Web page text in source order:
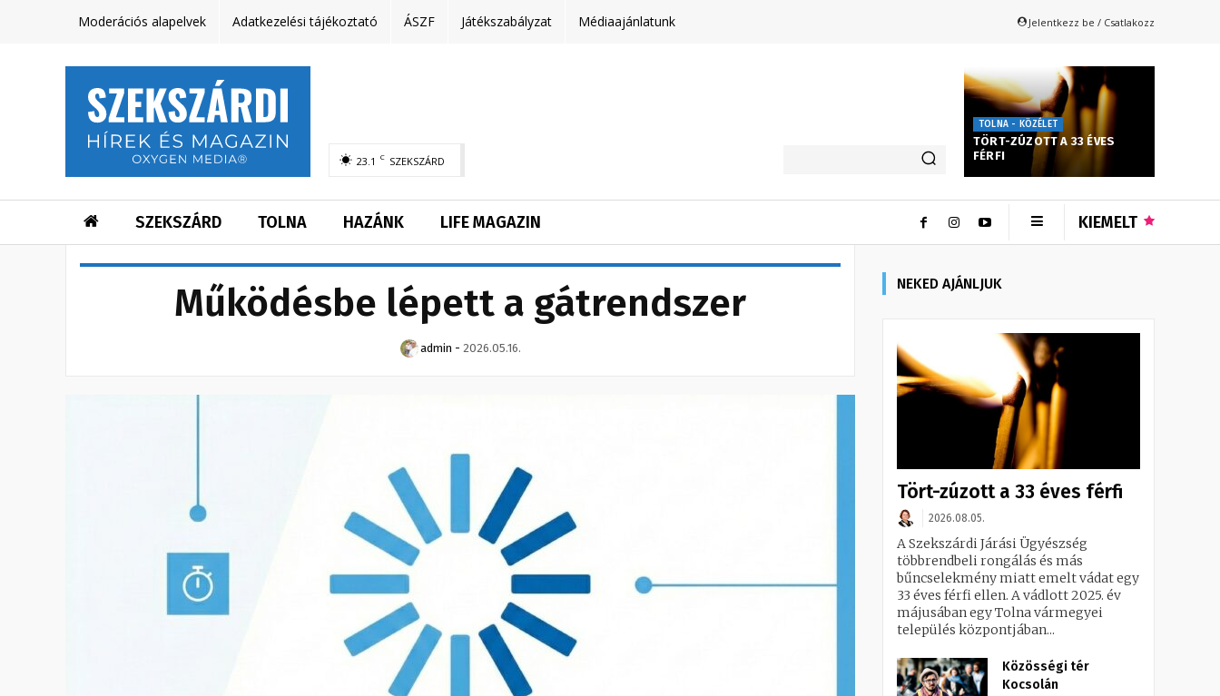
Moderációs alapelvek Adatkezelési tájékoztató ÁSZF Játékszabályzat Médiaajánlatunk Jelentkezz be / Csatlakozz
23.1 C SZEKSZÁRD
TOLNA - KÖZÉLET
TÖRT-ZÚZOTT A 33 ÉVES
FÉRFI
SZEKSZÁRD TOLNA HAZÁNK LIFE MAGAZIN KIEMELT
Működésbe lépett a gátrendszer
admin - 2026.05.16.
NEKED AJÁNLJUK
Tört-zúzott a 33 éves férfi
2026.08.05.
A Szekszárdi Járási Ügyészség
többrendbeli rongálás és más
bűncselekmény miatt emelt vádat egy
33 éves férfi ellen. A vádlott 2025. év
májusában egy Tolna vármegyei
település központjában...
Közösségi tér
Kocsolán